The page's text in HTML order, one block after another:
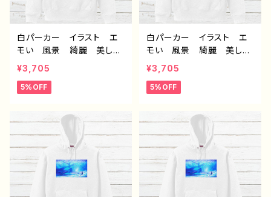
白パーカー イラスト エ
モい 風景 綺麗 美し
い 景色 おしゃれ 可愛
い女の子 メンズ レディ
ース おすすめ 個性的
クリエイター 絵師 オリ
ジナル デザイン グッ
ズ 片面印刷 タイトル：海
に還る 作：アナ F-5
¥3,705
5%OFF
白パーカー イラスト エ
モい 風景 綺麗 美し
い 景色 おしゃれ 可愛
い女の子 メンズ レディ
ース おすすめ 個性的
クリエイター 絵師 オリ
ジナル デザイン グッ
ズ 片面印刷 タイトル：消
えてしまわないように 作：
アナ F-5
¥3,705
5%OFF